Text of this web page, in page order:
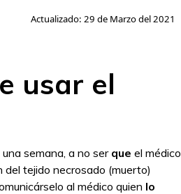
Actualizado: 29 de Marzo del 2021
usar el
una semana, a no ser que el médico
del tejido necrosado (muerto)
al médico quien lo